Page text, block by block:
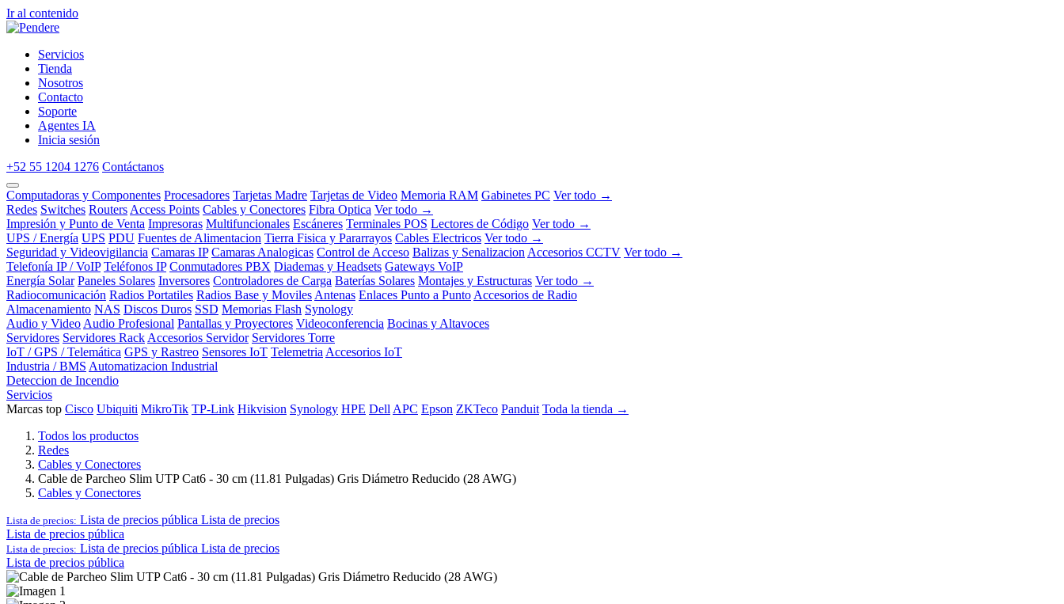
Ir al contenido
Servicios
Tienda
Nosotros
Contacto
Soporte
Agentes IA
Inicia sesión
+52 55 1204 1276 Contáctanos
Computadoras y Componentes Procesadores Tarjetas Madre Tarjetas de Video Memoria RAM Gabinetes PC Ver todo →
Redes Switches Routers Access Points Cables y Conectores Fibra Optica Ver todo →
Impresión y Punto de Venta Impresoras Multifuncionales Escáneres Terminales POS Lectores de Código Ver todo →
UPS / Energía UPS PDU Fuentes de Alimentacion Tierra Fisica y Pararrayos Cables Electricos Ver todo →
Seguridad y Videovigilancia Camaras IP Camaras Analogicas Control de Acceso Balizas y Senalizacion Accesorios CCTV Ver todo →
Telefonía IP / VoIP Teléfonos IP Conmutadores PBX Diademas y Headsets Gateways VoIP
Energía Solar Paneles Solares Inversores Controladores de Carga Baterías Solares Montajes y Estructuras Ver todo →
Radiocomunicación Radios Portatiles Radios Base y Moviles Antenas Enlaces Punto a Punto Accesorios de Radio
Almacenamiento NAS Discos Duros SSD Memorias Flash Synology
Audio y Video Audio Profesional Pantallas y Proyectores Videoconferencia Bocinas y Altavoces
Servidores Servidores Rack Accesorios Servidor Servidores Torre
IoT / GPS / Telemática GPS y Rastreo Sensores IoT Telemetria Accesorios IoT
Industria / BMS Automatizacion Industrial
Deteccion de Incendio
Servicios
Marcas top Cisco Ubiquiti MikroTik TP-Link Hikvision Synology HPE Dell APC Epson ZKTeco Panduit Toda la tienda →
Todos los productos
Redes
Cables y Conectores
Cable de Parcheo Slim UTP Cat6 - 30 cm (11.81 Pulgadas) Gris Diámetro Reducido (28 AWG)
Cables y Conectores
Lista de precios: Lista de precios pública Lista de precios
Lista de precios pública
Lista de precios: Lista de precios pública Lista de precios
Lista de precios pública